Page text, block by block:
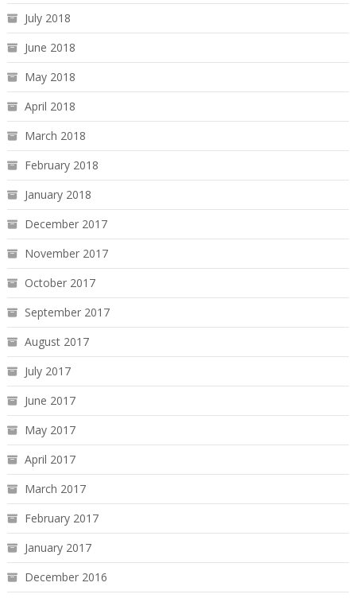
July 2018
June 2018
May 2018
April 2018
March 2018
February 2018
January 2018
December 2017
November 2017
October 2017
September 2017
August 2017
July 2017
June 2017
May 2017
April 2017
March 2017
February 2017
January 2017
December 2016